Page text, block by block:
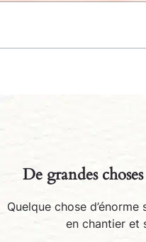
De grandes
Quelque chose
en chantier et